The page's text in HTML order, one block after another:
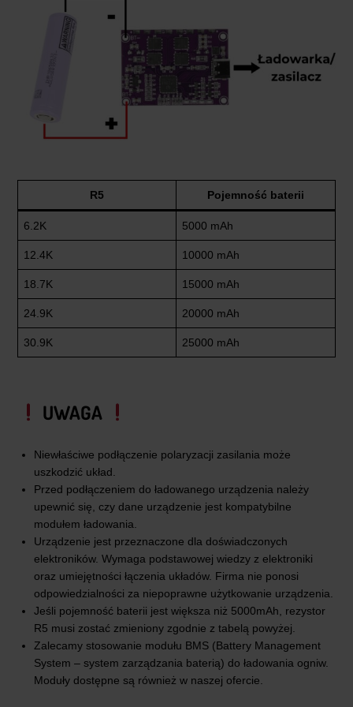
R5 Pojemność baterii
6.2K 5000 mAh
12.4K 10000 mAh
18.7K 15000 mAh
24.9K 20000 mAh
30.9K 25000 mAh
UWAGA
Niewłaściwe podłączenie polaryzacji zasilania może
uszkodzić układ.
Przed podłączeniem do ładowanego urządzenia należy
upewnić się, czy dane urządzenie jest kompatybilne
modułem ładowania.
Urządzenie jest przeznaczone dla doświadczonych
elektroników. Wymaga podstawowej wiedzy z elektroniki
oraz umiejętności łączenia układów. Firma nie ponosi
odpowiedzialności za niepoprawne użytkowanie urządzenia.
Jeśli pojemność baterii jest większa niż 5000mAh, rezystor
R5 musi zostać zmieniony zgodnie z tabelą powyżej.
Zalecamy stosowanie modułu BMS (Battery Management
System – system zarządzania baterią) do ładowania ogniw.
Moduły dostępne są również w naszej ofercie.